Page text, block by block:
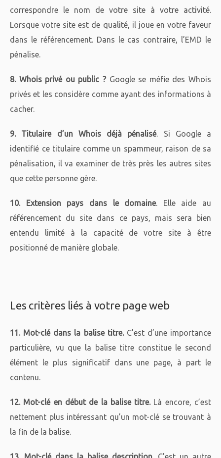
correspondre le nom de votre site à votre activité.
Lorsque votre site est de qualité, il joue en votre faveur
dans le référencement. Dans le cas contraire, l’EMD le
pénalise.
8. Whois privé ou public ?Google se méfie des Whois
privés et les considère comme ayant des informations à
cacher.
9. Titulaire d’un Whois déjà pénalisé. Si Google a
identifié ce titulaire comme un spammeur, raison de sa
pénalisation, il va examiner de très près les autres sites
que cette personne gère.
10. Extension pays dans le domaine. Elle aide au
référencement du site dans ce pays, mais sera bien
entendu limité à la capacité de votre site à être
positionné de manière globale.
Les critères liés à votre page web
11. Mot-clé dans la balise titre.C’est d’une importance
particulière, vu que la balise titre constitue le second
élément le plus significatif dans une page, à part le
contenu.
12. Mot-clé en début de la balise titre.Là encore, c’est
nettement plus intéressant qu’un mot-clé se trouvant à
la fin de la balise.